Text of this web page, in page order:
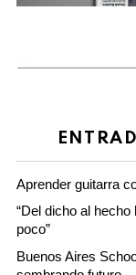
Aprender guitarra
“Del dicho al
poco”
Buenos Aires